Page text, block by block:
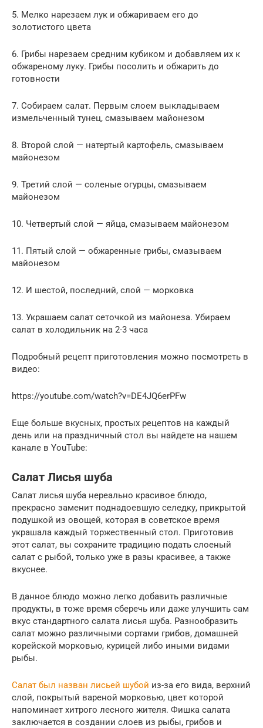
5. Мелко нарезаем лук и обжариваем его до
золотистого цвета
6. Грибы нарезаем средним кубиком и добавляем их к
обжареному луку. Грибы посолить и обжарить до
готовности
7. Собираем салат. Первым слоем выкладываем
измельченный тунец, смазываем майонезом
8. Второй слой — натертый картофель, смазываем
майонезом
9. Третий слой — соленые огурцы, смазываем
майонезом
10. Четвертый слой — яйца, смазываем майонезом
11. Пятый слой — обжаренные грибы, смазываем
майонезом
12. И шестой, последний, слой — морковка
13. Украшаем салат сеточкой из майонеза. Убираем
салат в холодильник на 2-3 часа
Подробный рецепт приготовления можно посмотреть в
видео:
https://youtube.com/watch?v=DE4JQ6erPFw
Еще больше вкусных, простых рецептов на каждый
день или на праздничный стол вы найдете на нашем
канале в YouTube:
Салат Лисья шуба
Салат лисья шуба нереально красивое блюдо,
прекрасно заменит поднадоевшую селедку, прикрытой
подушкой из овощей, которая в советское время
украшала каждый торжественный стол. Приготовив
этот салат, вы сохраните традицию подать слоеный
салат с рыбой, только уже в разы красивее, а также
вкуснее.
В данное блюдо можно легко добавить различные
продукты, в тоже время сберечь или даже улучшить сам
вкус стандартного салата лисья шуба. Разнообразить
салат можно различными сортами грибов, домашней
корейской морковью, курицей либо иными видами
рыбы.
Салат был назван лисьей шубой из-за его вида, верхний
слой, покрытый вареной морковью, цвет которой
напоминает хитрого лесного жителя. Фишка салата
заключается в создании слоев из рыбы, грибов и